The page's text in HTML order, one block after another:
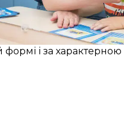
формі і за характерною